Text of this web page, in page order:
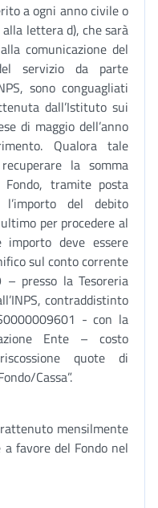
a ogni anno civile o
lettera d), che sarà
comunicazione del
servizio da parte
sono conguagliati
dall’Istituto sui
di maggio dell’anno
Qualora tale
la somma
tramite posta
l’importo del debito
per procedere al
importo deve essere
sul conto corrente
presso la Tesoreria
contraddistinto
- con la
Ente – costo
quote di
Cassa”.
mensilmente
favore del Fondo nel